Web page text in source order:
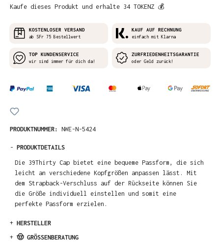
Kaufe dieses Produkt und erhalte 34 TOKENZ 💰
KOSTENLOSER VERSAND
ab SFr 75 Bestellwert
KAUF AUF RECHNUNG
einfach mit Klarna
TOP KUNDENSERVICE
wir sind immer für dich da!
ZURFRIEDENHEITSGARANTIE
oder Geld zurück!
PRODUKTNUMMER: NWE-N-5424
- PRODUKTDETAILS
Die 39Thirty Cap bietet eine bequeme Passform, die sich
leicht an verschiedene Kopfgrößen anpassen lässt. Mit
dem Strapback-Verschluss auf der Rückseite können Sie
die Größe individuell einstellen und somit eine
perfekte Passform erzielen.
+ HERSTELLER
+ 🤠 GRÖSSENBERATUNG